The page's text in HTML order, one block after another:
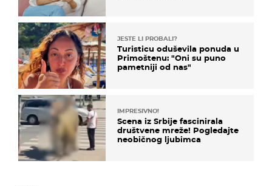
JESTE LI PROBALI?
Turisticu oduševila ponuda u
Primoštenu: "Oni su puno
pametniji od nas"
IMPRESIVNO!
Scena iz Srbije fascinirala
društvene mreže! Pogledajte
neobičnog ljubimca